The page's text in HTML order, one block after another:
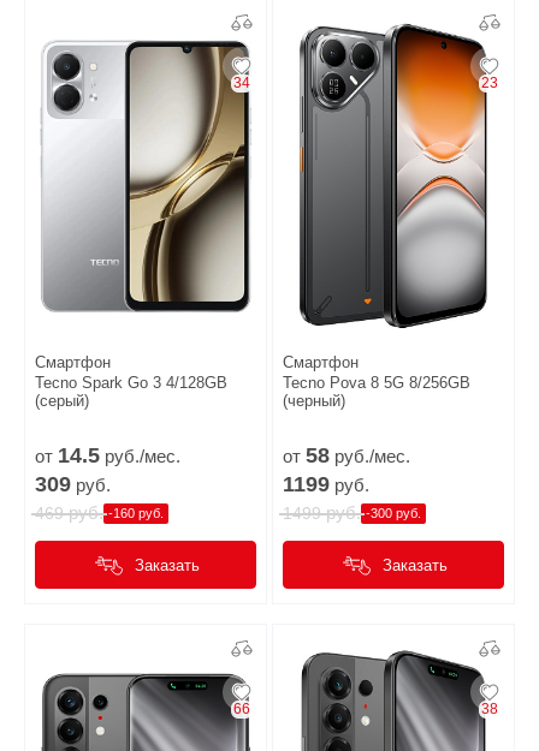
34
Смартфон
Tecno Spark Go 3 4/128GB
(серый)
от 14.5 руб./мес.
309 руб.
469руб. -160 руб.
Заказать
23
Смартфон
Tecno Pova 8 5G 8/256GB
(черный)
от 58 руб./мес.
1199 руб.
1499руб. -300 руб.
Заказать
66 38